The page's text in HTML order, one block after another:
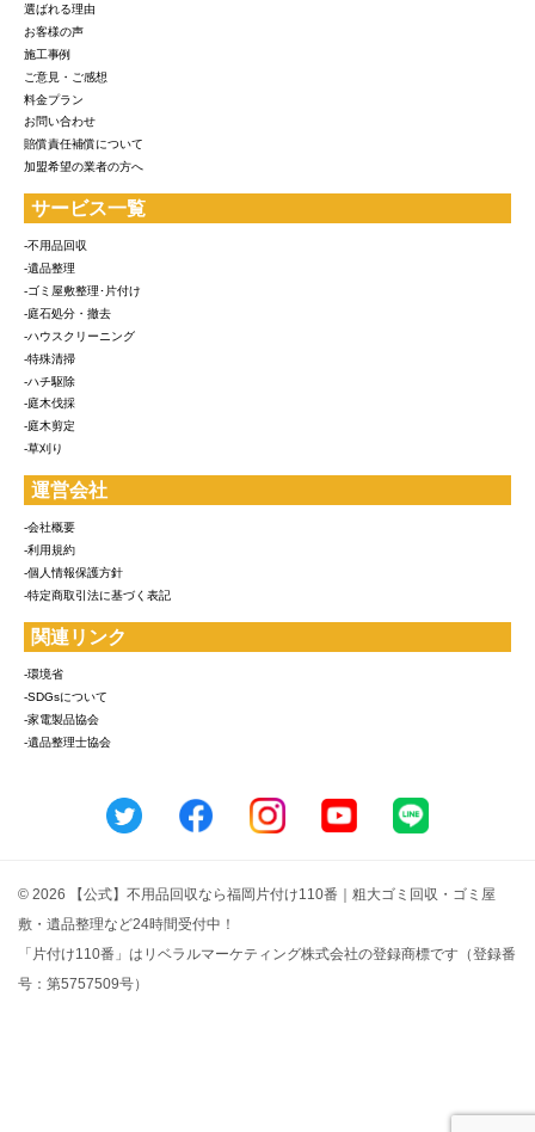
選ばれる理由
お客様の声
施工事例
ご意見・ご感想
料金プラン
お問い合わせ
賠償責任補償について
加盟希望の業者の方へ
サービス一覧
-不用品回収
-遺品整理
-ゴミ屋敷整理･片付け
-庭石処分・撤去
-ハウスクリーニング
-特殊清掃
-ハチ駆除
-庭木伐採
-庭木剪定
-草刈り
運営会社
-会社概要
-利用規約
-個人情報保護方針
-特定商取引法に基づく表記
関連リンク
-環境省
-SDGsについて
-家電製品協会
-遺品整理士協会
© 2026 【公式】不用品回収なら福岡片付け110番｜粗大ゴミ回収・ゴミ屋
敷・遺品整理など24時間受付中！
「片付け110番」はリベラルマーケティング株式会社の登録商標です（登録番
号：第5757509号）